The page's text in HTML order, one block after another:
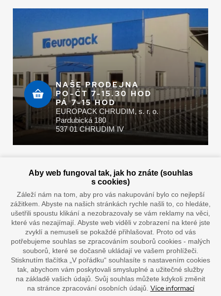
NAŠE PRODEJNA
PO-ČT 7-15.30 HOD
PÁ 7-15 HOD
EUROPACK CHRUDIM, s. r. o.
Pardubická 180
537 01 CHRUDIM IV
Doprava vaším oblíbeným dopravcem
Aby web fungoval tak, jak ho znáte (souhlas
s cookies)
Záleží nám na tom, aby pro vás nakupování bylo co nejlepší
zážitkem. Abyste na našich stránkách rychle našli to, co hledáte,
ušetřili spoustu klikání a nezobrazovaly se vám reklamy na věci,
které vás nezajímají. Abyste web viděli v zobrazení na které jste
zvyklí a nemuseli se pokaždé přihlašovat. Proto od vás
potřebujeme souhlas se zpracováním souborů cookies - malých
souborů, které se dočasně ukládají ve vašem prohlížeči.
Stisknutím tlačítka „V pořádku“ souhlasíte s nastavením cookies
tak, abychom vám poskytovali smysluplné a užitečné služby
na základě vašich údajů. Svůj souhlas můžete kdykoli změnit
na stránce zpracování osobních údajů. Více informací